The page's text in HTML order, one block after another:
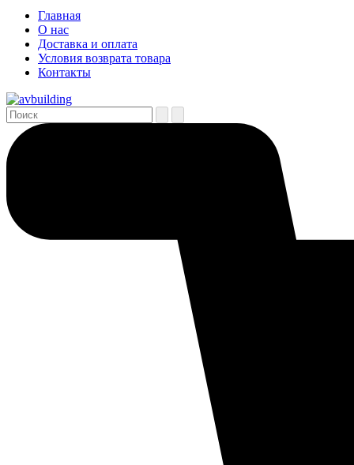
Главная
О нас
Доставка и оплата
Условия возврата товара
Контакты